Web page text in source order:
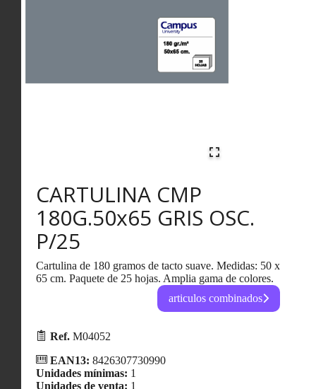
CARTULINA CMP
180G.50x65 GRIS OSC.
P/25
Cartulina de 180 gramos de tacto suave. Medidas: 50 x
65 cm. Paquete de 25 hojas. Amplia gama de colores.
articulos combinados
Ref. M04052
EAN13: 8426307730990
Unidades mínimas: 1
Unidades de venta: 1